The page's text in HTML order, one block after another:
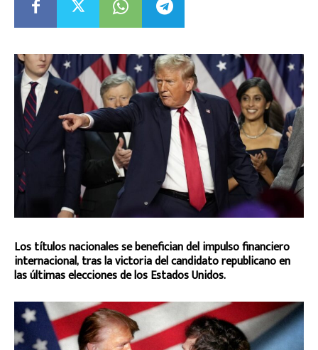
Los títulos nacionales se benefician del impulso financiero
internacional, tras la victoria del candidato republicano en
las últimas elecciones de los Estados Unidos.